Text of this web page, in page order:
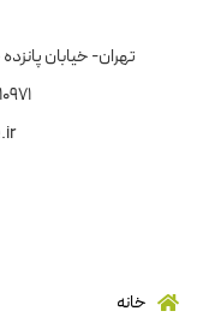
تهران- خیابان
خانه